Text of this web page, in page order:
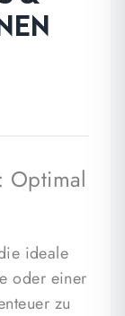
Optimal
ideale
oder einer
zu